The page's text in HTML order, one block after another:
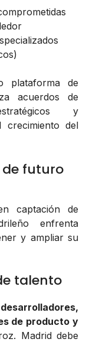
plataforma de
acuerdos de
y
crecimiento del
de futuro
captación de
enfrenta
y ampliar su
talento
desarrolladores,
de producto y
Madrid debe